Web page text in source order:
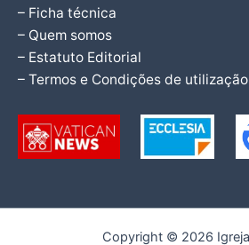
– Ficha técnica
– Quem somos
– Estatuto Editorial
– Termos e Condições de utilização
Copyright © 2026